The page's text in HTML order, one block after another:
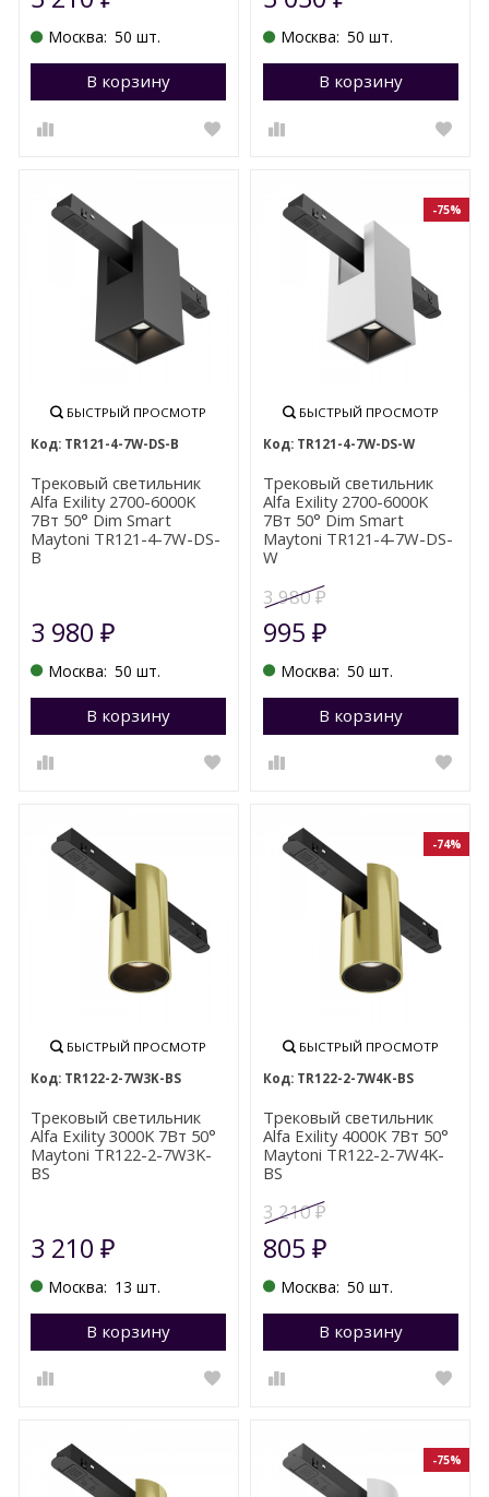
Москва: 50 шт.
В корзину Перейти в корзину
Москва: 50 шт.
В корзину
БЫСТРЫЙ ПРОСМОТР
TR121-4-7W-DS-B
Трековый светильник
Alfa Exility 2700-6000K
7Вт 50° Dim Smart
Maytoni TR121-4-7W-DS-
B
3 980₽
Москва: 50 шт.
В корзину Перейти в корзину
-75%
БЫСТРЫЙ ПРОСМОТР
TR121-4-7W-DS-W
Трековый светильник
Alfa Exility 2700-6000K
7Вт 50° Dim Smart
Maytoni TR121-4-7W-DS-
W
3 980₽
995 ₽
Москва: 50 шт.
В корзину
БЫСТРЫЙ ПРОСМОТР
TR122-2-7W3K-BS
Трековый светильник
Alfa Exility 3000K 7Вт 50°
Maytoni TR122-2-7W3K-
BS
3 210₽
Москва: 13 шт.
В корзину Перейти в корзину
-74%
БЫСТРЫЙ ПРОСМОТР
TR122-2-7W4K-BS
Трековый светильник
Alfa Exility 4000K 7Вт 50°
Maytoni TR122-2-7W4K-
BS
3 210₽
805 ₽
Москва: 50 шт.
В корзину
-75%